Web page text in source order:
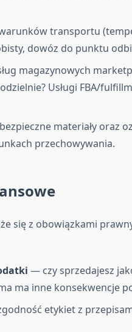
transportu
dowóz do punktu
magazynowych
Usługi FBA/
materiały oraz
przechowywania.
się z obowiązkami
— czy sprzedajesz
ma inne konsekwencje
etykiet z